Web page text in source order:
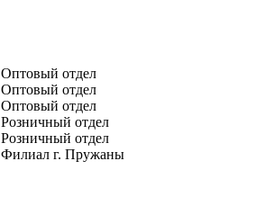
Оптовый отдел
Оптовый отдел
Оптовый отдел
Розничный отдел
Розничный отдел
Филиал г. Пружаны